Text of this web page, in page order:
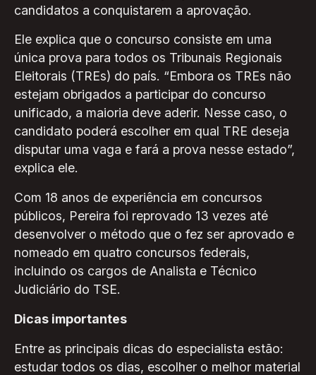
candidatos a conquistarem a aprovação.
Ele explica que o concurso consiste em uma
única prova para todos os Tribunais Regionais
Eleitorais (TREs) do país. “Embora os TREs não
estejam obrigados a participar do concurso
unificado, a maioria deve aderir. Nesse caso, o
candidato poderá escolher em qual TRE deseja
disputar uma vaga e fará a prova nesse estado”,
explica ele.
Com 18 anos de experiência em concursos
públicos, Pereira foi reprovado 13 vezes até
desenvolver o método que o fez ser aprovado e
nomeado em quatro concursos federais,
incluindo os cargos de Analista e Técnico
Judiciário do TSE.
Dicas importantes
Entre as principais dicas do especialista estão:
estudar todos os dias, escolher o melhor material